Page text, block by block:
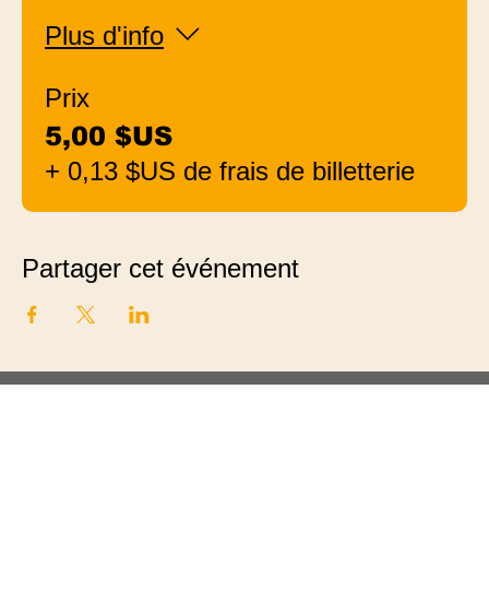
Plus d'info
Prix
5,00 $US
+ 0,13 $US de frais de billetterie
Partager cet événement